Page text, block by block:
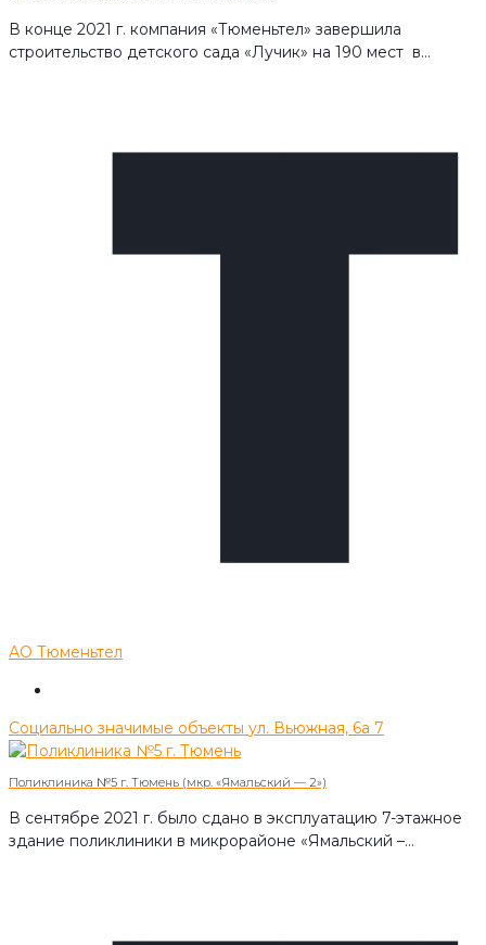
В конце 2021 г. компания «Тюменьтел» завершила
строительство детского сада «Лучик» на 190 мест в…
АО Тюменьтел
Социально значимые объекты ул. Вьюжная, 6а 7
Поликлиника №5 г. Тюмень (мкр. «Ямальский — 2»)
В сентябре 2021 г. было сдано в эксплуатацию 7-этажное
здание поликлиники в микрорайоне «Ямальский –…